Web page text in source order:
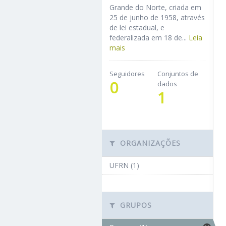
Grande do Norte, criada em
25 de junho de 1958, através
de lei estadual, e
federalizada em 18 de... Leia
mais
Seguidores
0
Conjuntos de
dados
1
ORGANIZAÇÕES
UFRN (1)
GRUPOS